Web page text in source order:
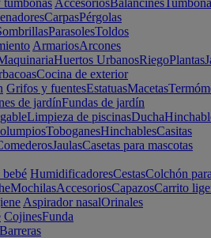
tumbonas AccesoriosBalancines
CarpasPérgolas
ParasolesToldos
ArmariosArcones
Huertos UrbanosRiegoPlantas
Cocina de exterior
Grifos y fuentesEstatuasMacetas
de jardínFundas de jardín
Limpieza de piscinasDucha
ToboganesHinchablesCasitas
JaulasCasetas para mascotas
HumidificadoresCestasColchón
MochilasAccesoriosCapazosCarrito
Aspirador nasalOrinales
CojinesFunda
Barreras